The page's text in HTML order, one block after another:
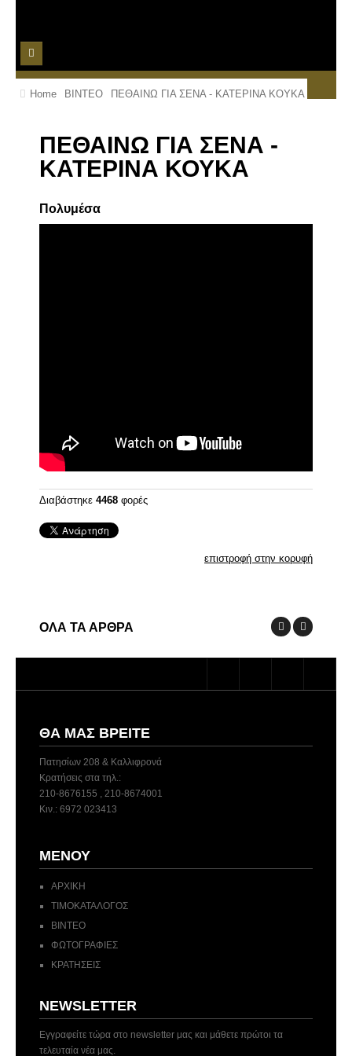
ΑΡΧΙΚΗ
ΒΙΝΤΕΟ
ΚΡΑΤΗΣΕΙΣ
Home ΒΙΝΤΕΟ ΠΕΘΑΙΝΩ ΓΙΑ ΣΕΝΑ - ΚΑΤΕΡΙΝΑ ΚΟΥΚΑ
ΠΕΘΑΙΝΩ ΓΙΑ ΣΕΝΑ -
ΚΑΤΕΡΙΝΑ ΚΟΥΚΑ
Πολυμέσα
Διαβάστηκε 4468 φορές
επιστροφή στην κορυφή
ΟΛΑ ΤΑ ΑΡΘΡΑ
ΘΑ ΜΑΣ ΒΡΕΊΤΕ
Πατησίων 208 & Καλλιφρονά
Κρατήσεις στα τηλ.:
210-8676155 , 210-8674001
Κιν.: 6972 023413
ΜΕΝΟΎ
ΑΡΧΙΚΗ
ΤΙΜΟΚΑΤΑΛΟΓΟΣ
ΒΙΝΤΕΟ
ΦΩΤΟΓΡΑΦΙΕΣ
ΚΡΑΤΗΣΕΙΣ
NEWSLETTER
Εγγραφείτε τώρα στο newsletter μας και μάθετε πρώτοι τα
τελευταία νέα μας.